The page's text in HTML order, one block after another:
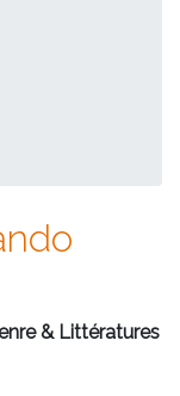
& Littératures